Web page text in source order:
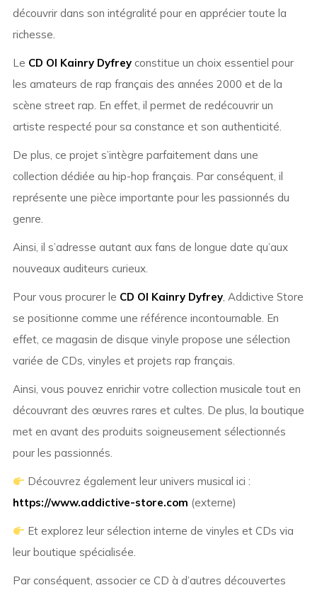
découvrir dans son intégralité pour en apprécier toute la
richesse.
Le CD Ol Kainry Dyfreyconstitue un choix essentiel pour
les amateurs de rap français des années 2000 et de la
scène street rap. En effet, il permet de redécouvrir un
artiste respecté pour sa constance et son authenticité.
De plus, ce projet s’intègre parfaitement dans une
collection dédiée au hip-hop français. Par conséquent, il
représente une pièce importante pour les passionnés du
genre.
Ainsi, il s’adresse autant aux fans de longue date qu’aux
nouveaux auditeurs curieux.
Pour vous procurer le CD Ol Kainry Dyfrey, Addictive Store
se positionne comme une référence incontournable. En
effet, ce magasin de disque vinyle propose une sélection
variée de CDs, vinyles et projets rap français.
Ainsi, vous pouvez enrichir votre collection musicale tout en
découvrant des œuvres rares et cultes. De plus, la boutique
met en avant des produits soigneusement sélectionnés
pour les passionnés.
Découvrez également leur univers musical ici :
https://www.addictive-store.com (externe)
Et explorez leur sélection interne de vinyles et CDs via
leur boutique spécialisée.
Par conséquent, associer ce CD à d’autres découvertes